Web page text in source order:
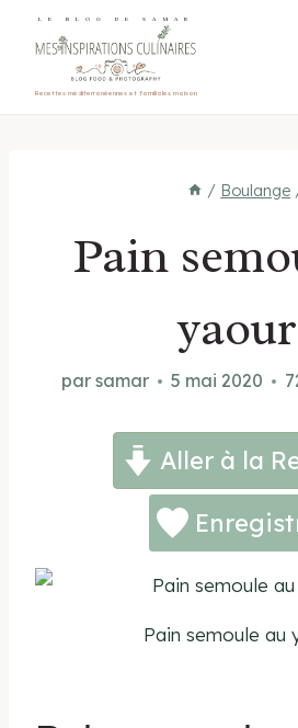
LE BLOG DE SAMAR
Recettes méditerranéennes et familiales maison
/ Boulange
Pain
par samar 5 mai 2020
Aller à la
Pain semoule au